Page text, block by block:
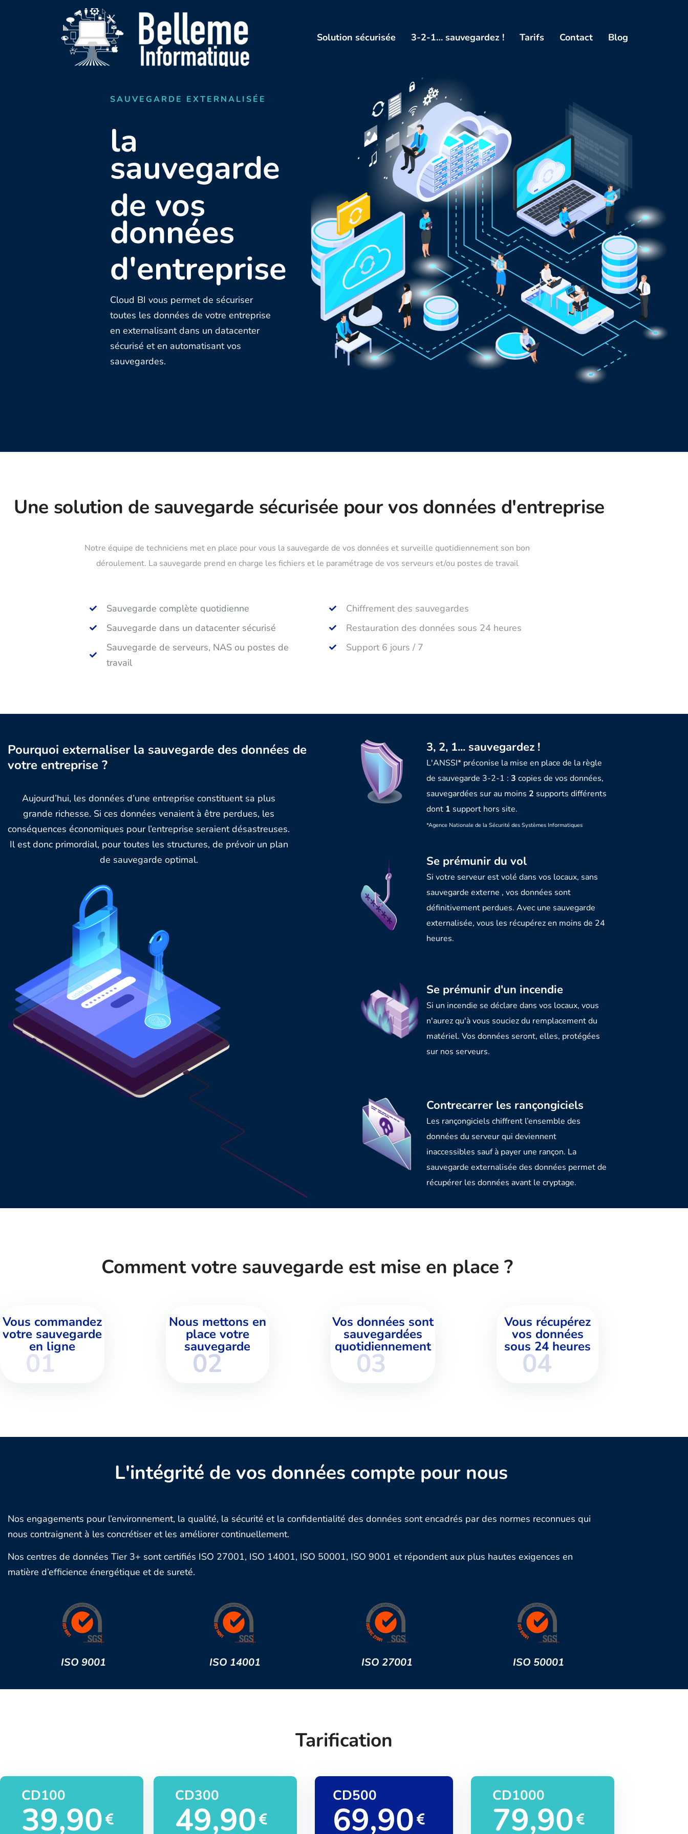
Solution sécurisée 3-2-1… sauvegardez ! Tarifs Contact Blog
SAUVEGARDE EXTERNALISÉE
la
sauvegarde
de vos
données
d'entreprise
Cloud BI vous permet de sécuriser
toutes les données de votre entreprise
en externalisant dans un datacenter
sécurisé et en automatisant vos
sauvegardes.
Une solution de sauvegarde sécurisée pour vos données d'entreprise
Notre équipe de techniciens met en place pour vous la sauvegarde de vos données et surveille quotidiennement son bon
déroulement. La sauvegarde prend en charge les fichiers et le paramétrage de vos serveurs et/ou postes de travail
Sauvegarde complète quotidienne
Sauvegarde dans un datacenter sécurisé
Sauvegarde de serveurs, NAS ou postes de
travail
Chiffrement des sauvegardes
Restauration des données sous 24 heures
Support 6 jours / 7
Pourquoi externaliser la sauvegarde des données de
votre entreprise ?
Aujourd’hui, les données d’une entreprise constituent sa plus
grande richesse. Si ces données venaient à être perdues, les
conséquences économiques pour l’entreprise seraient désastreuses.
Il est donc primordial, pour toutes les structures, de prévoir un plan
de sauvegarde optimal.
3, 2, 1... sauvegardez !
L'ANSSI* préconise la mise en place de la règle
de sauvegarde 3-2-1 : 3 copies de vos données,
sauvegardées sur au moins 2 supports différents
dont 1 support hors site.
*Agence Nationale de la Sécurité des Systèmes Informatiques
Se prémunir du vol
Si votre serveur est volé dans vos locaux, sans
sauvegarde externe , vos données sont
définitivement perdues. Avec une sauvegarde
externalisée, vous les récupérez en moins de 24
heures.
Se prémunir d'un incendie
Si un incendie se déclare dans vos locaux, vous
n'aurez qu'à vous souciez du remplacement du
matériel. Vos données seront, elles, protégées
sur nos serveurs.
Contrecarrer les rançongiciels
Les rançongiciels chiffrent l’ensemble des
données du serveur qui deviennent
inaccessibles sauf à payer une rançon. La
sauvegarde externalisée des données permet de
récupérer les données avant le cryptage.
Comment votre sauvegarde est mise en place ?
Vous commandez
votre sauvegarde
en ligne
01
Nous mettons en
place votre
sauvegarde
02
Vos données sont
sauvegardées
quotidiennement
03
Vous récupérez
vos données
sous 24 heures
04
L'intégrité de vos données compte pour nous
Nos engagements pour l’environnement, la qualité, la sécurité et la confidentialité des données sont encadrés par des normes reconnues qui
nous contraignent à les concrétiser et les améliorer continuellement.
Nos centres de données Tier 3+ sont certifiés ISO 27001, ISO 14001, ISO 50001, ISO 9001 et répondent aux plus hautes exigences en
matière d’efficience énergétique et de sureté.
ISO 9001 ISO 14001 ISO 27001 ISO 50001
Tarification
CD100
39,90
CD300
49,90
CD500
69,90
CD1000
79,90